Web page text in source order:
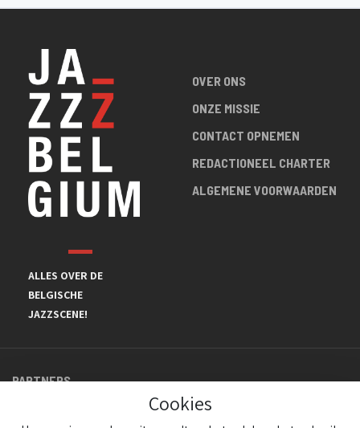
ALLES OVER DE
BELGISCHE
JAZZSCENE!
OVER ONS
ONZE MISSIE
CONTACT OPNEMEN
REDACTIONEEL CHARTER
ALGEMENE VOORWAARDEN
PARTNERS
Cookies